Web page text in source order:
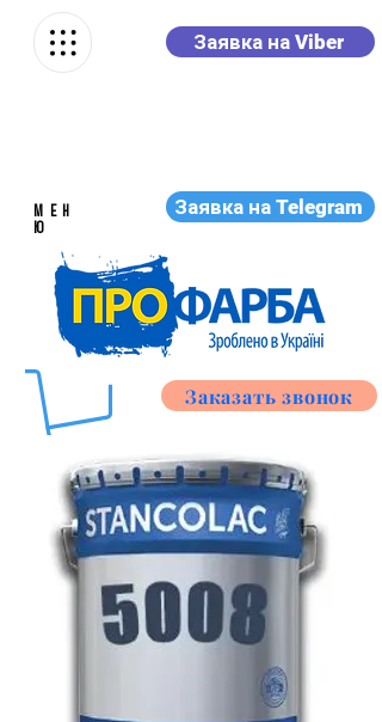
Заявка на Viber
Заявка на Telegram
МЕН
Ю
Заказать звонок